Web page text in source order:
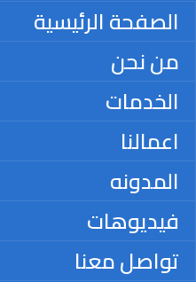
الصفحة الرئيسية
من نحن
الخدمات
اعمالنا
المدونه
فيديوهات
تواصل معنا